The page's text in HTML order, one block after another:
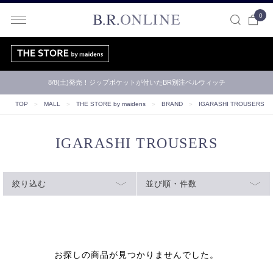
0
8/8(土)発売！ジップポケットが付いたBR別注ベルウィッチ
TOP ＞ MALL ＞ THE STORE by maidens ＞ BRAND ＞ IGARASHI TROUSERS
IGARASHI TROUSERS
絞り込む 並び順・件数
お探しの商品が見つかりませんでした。